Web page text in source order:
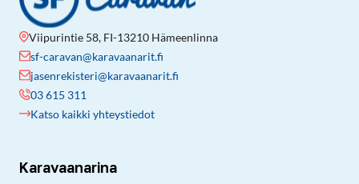
Viipurintie 58, FI-13210 Hämeenlinna
sf-caravan@karavaanarit.fi
jasenrekisteri@karavaanarit.fi
03 615 311
Katso kaikki yhteystiedot
Karavaanarina